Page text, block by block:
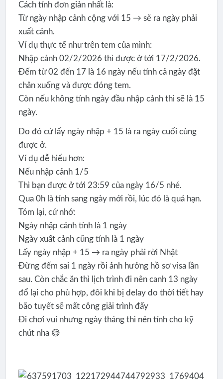
Cách tính đơn giản nhất là:
Từ ngày nhập cảnh cộng với 15 → sẽ ra ngày phải
xuất cảnh.
Ví dụ thực tế như trên tem của mình:
Nhập cảnh 02/2/2026 thì được ở tới 17/2/2026.
Đếm từ 02 đến 17 là 16 ngày nếu tính cả ngày đặt
chân xuống và được đóng tem.
Còn nếu không tính ngày đầu nhập cảnh thì sẽ là 15
ngày.
Do đó cứ lấy ngày nhập + 15 là ra ngày cuối cùng
được ở.
Ví dụ dễ hiểu hơn:
Nếu nhập cảnh 1/5
Thì bạn được ở tới 23:59 của ngày 16/5 nhé.
Qua 0h là tính sang ngày mới rồi, lúc đó là quá hạn.
Tóm lại, cứ nhớ:
Ngày nhập cảnh tính là 1 ngày
Ngày xuất cảnh cũng tính là 1 ngày
Lấy ngày nhập + 15 → ra ngày phải rời Nhật
Đừng đếm sai 1 ngày rồi ảnh hưởng hồ sơ visa lần
sau. Còn chắc ăn thì lịch trình đi nên canh 13 ngày
đổ lại cho phù hợp, đôi khi bị delay do thời tiết hay
bão tuyết sẽ mất công giải trình đấy
Đi chơi vui nhưng ngày tháng thì nên tính cho kỹ
chút nha 😅